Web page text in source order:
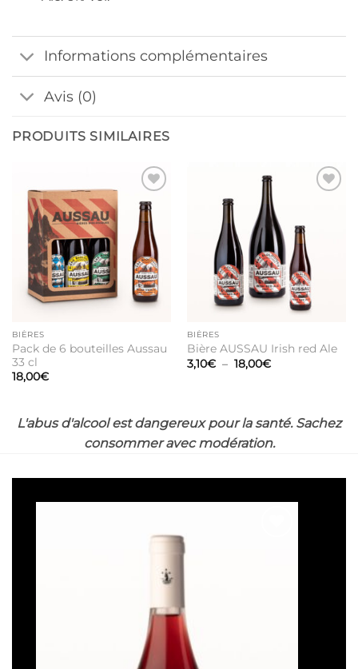
Informations complémentaires
Avis (0)
PRODUITS SIMILAIRES
Ajouter
à la liste
de
souhaits
BIÈRES
Pack de 6 bouteilles Aussau
33 cl
18,00€
souhaits
BIÈRES
Bière AUSSAU Irish red Ale
3,10€ – 18,00€Plage
18,00€
L'abus d'alcool est dangereux pour la santé. Sachez
consommer avec modération.